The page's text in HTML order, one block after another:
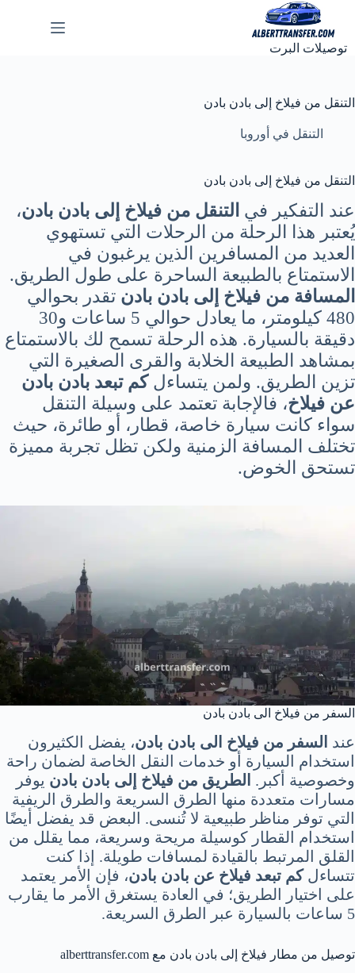
المحتوى
توصيلات البرت
التنقل من فيلاخ إلى بادن بادن
التنقل في أوروبا
التنقل من فيلاخ إلى بادن بادن
عند التفكير في التنقل من فيلاخ إلى بادن بادن،
يُعتبر هذا الرحلة من الرحلات التي تستهوي
العديد من المسافرين الذين يرغبون في
الاستمتاع بالطبيعة الساحرة على طول الطريق.
المسافة من فيلاخ إلى بادن بادن تقدر بحوالي
480 كيلومتر، ما يعادل حوالي 5 ساعات و30
دقيقة بالسيارة. هذه الرحلة تسمح لك بالاستمتاع
بمشاهد الطبيعة الخلابة والقرى الصغيرة التي
تزين الطريق. ولمن يتساءلكم تبعد بادن بادن
عن فيلاخ، فالإجابة تعتمد على وسيلة التنقل
سواء كانت سيارة خاصة، قطار، أو طائرة، حيث
تختلف المسافة الزمنية ولكن تظل تجربة مميزة
تستحق الخوض.
السفر من فيلاخ الى بادن بادن
عند السفر من فيلاخ الى بادن بادن، يفضل الكثيرون
استخدام السيارة أو خدمات النقل الخاصة لضمان راحة
وخصوصية أكبر. الطريق من فيلاخ إلى بادن بادن يوفر
مسارات متعددة منها الطرق السريعة والطرق الريفية
التي توفر مناظر طبيعية لا تُنسى. البعض قد يفضل أيضًا
استخدام القطار كوسيلة مريحة وسريعة، مما يقلل من
القلق المرتبط بالقيادة لمسافات طويلة. إذا كنت
تتساءلكم تبعد فيلاخ عن بادن بادن، فإن الأمر يعتمد
على اختيار الطريق؛ في العادة يستغرق الأمر ما يقارب
5 ساعات بالسيارة عبر الطرق السريعة.
توصيل من مطار فيلاخ إلى بادن بادن مع alberttransfer.com